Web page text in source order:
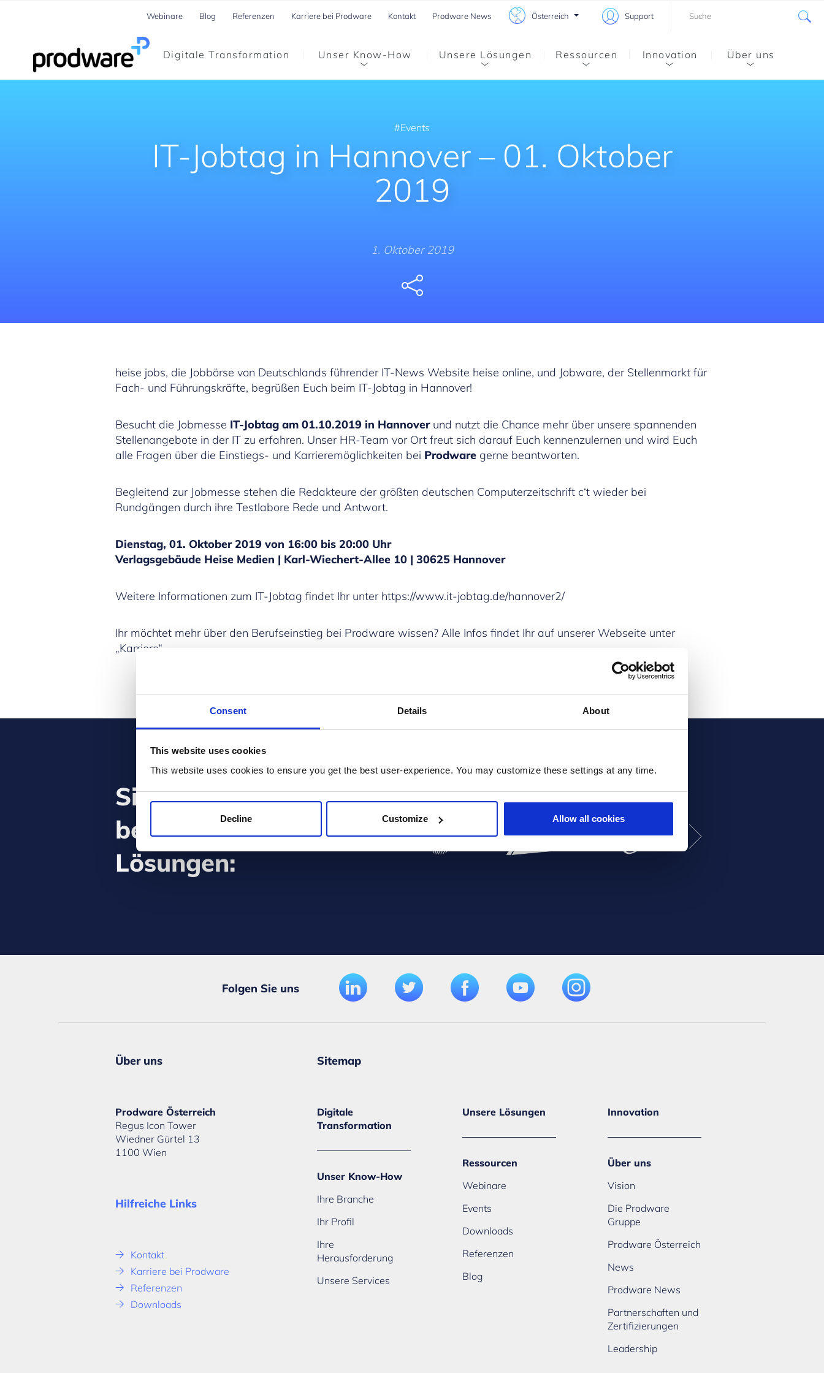
Consent Details About
This website uses cookies
This website uses cookies to ensure you get the best user-experience. You may customize these settings at any time.
Decline Customize Allow all cookies
Webinare Blog Referenzen Karriere bei Prodware Kontakt Prodware News Österreich Support
Digitale Transformation Unser Know-How Unsere Lösungen Ressourcen Innovation Über uns
Events
IT-Jobtag in Hannover – 01. Oktober
2019
1. Oktober 2019
heise jobs, die Jobbörse von Deutschlands führender IT-News Website heise online, und Jobware, der Stellenmarkt für
Fach- und Führungskräfte, begrüßen Euch beim IT-Jobtag in Hannover!
Besucht die Jobmesse IT-Jobtag am 01.10.2019 in Hannover und nutzt die Chance mehr über unsere spannenden
Stellenangebote in der IT zu erfahren. Unser HR-Team vor Ort freut sich darauf Euch kennenzulernen und wird Euch
alle Fragen über die Einstiegs- und Karrieremöglichkeiten bei Prodware gerne beantworten.
Begleitend zur Jobmesse stehen die Redakteure der größten deutschen Computerzeitschrift c‘t wieder bei
Rundgängen durch ihre Testlabore Rede und Antwort.
Dienstag, 01. Oktober 2019 von 16:00 bis 20:00 Uhr
Verlagsgebäude Heise Medien | Karl-Wiechert-Allee 10 | 30625 Hannover
Weitere Informationen zum IT-Jobtag findet Ihr unter https://www.it-jobtag.de/hannover2/
Ihr möchtet mehr über den Berufseinstieg bei Prodware wissen? Alle Infos findet Ihr auf unserer Webseite unter
„Karriere“
Sie verwenden
bereits unsere
Lösungen:
Folgen Sie uns
Über uns
Prodware Österreich
Regus Icon Tower
Wiedner Gürtel 13
1100 Wien
Hilfreiche Links
Kontakt
Karriere bei Prodware
Referenzen
Downloads
Sitemap
Digitale
Transformation
Unser Know-How
Ihre Branche
Ihr Profil
Ihre
Herausforderung
Unsere Services
Unsere Lösungen
Ressourcen
Webinare
Events
Downloads
Referenzen
Blog
Innovation
Über uns
Vision
Die Prodware
Gruppe
Prodware Österreich
News
Prodware News
Partnerschaften und
Zertifizierungen
Leadership